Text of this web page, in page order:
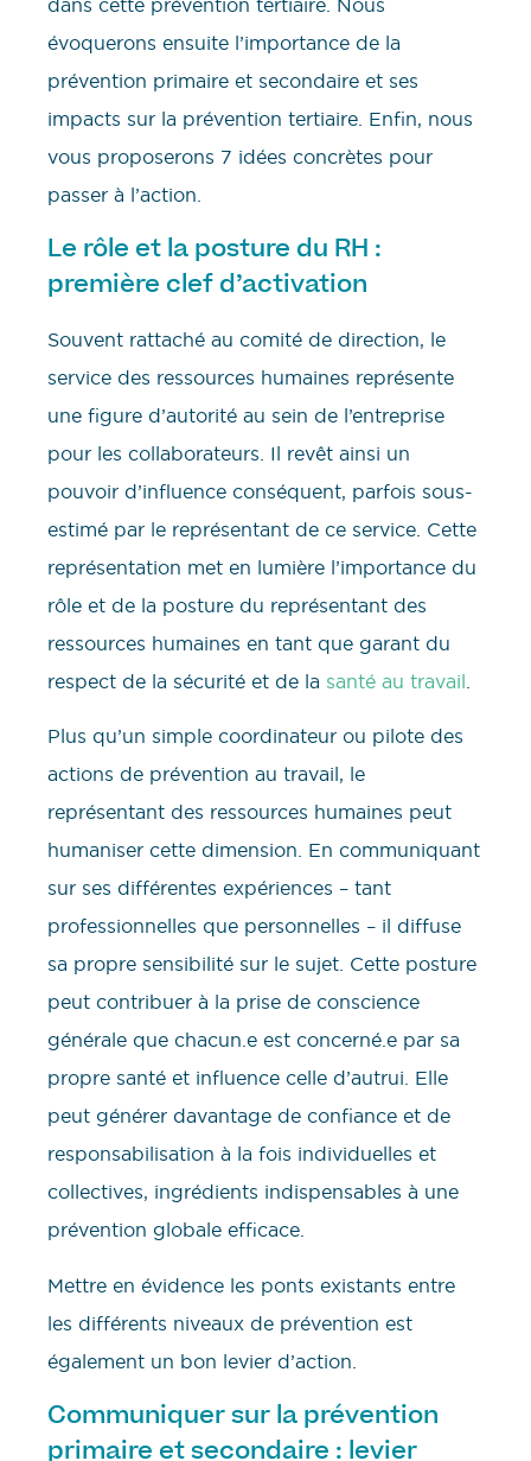
évoquerons ensuite l’importance de la
prévention primaire et secondaire et ses
impacts sur la prévention tertiaire. Enfin, nous
vous proposerons 7 idées concrètes pour
passer à l’action.
Le rôle et la posture du RH :
première clef d’activation
Souvent rattaché au comité de direction, le
service des ressources humaines représente
une figure d’autorité au sein de l’entreprise
pour les collaborateurs. Il revêt ainsi un
pouvoir d’influence conséquent, parfois sous-
estimé par le représentant de ce service. Cette
représentation met en lumière l’importance du
rôle et de la posture du représentant des
ressources humaines en tant que garant du
respect de la sécurité et de la santé au travail
Plus qu’un simple coordinateur ou pilote des
actions de prévention au travail, le
représentant des ressources humaines peut
humaniser cette dimension. En communiquant
sur ses différentes expériences – tant
professionnelles que personnelles – il diffuse
sa propre sensibilité sur le sujet. Cette posture
peut contribuer à la prise de conscience
générale que chacun.e est concerné.e par sa
propre santé et influence celle d’autrui. Elle
peut générer davantage de confiance et de
responsabilisation à la fois individuelles et
collectives, ingrédients indispensables à une
prévention globale efficace.
Mettre en évidence les ponts existants entre
les différents niveaux de prévention est
également un bon levier d’action.
Communiquer sur la prévention
primaire et secondaire : levier